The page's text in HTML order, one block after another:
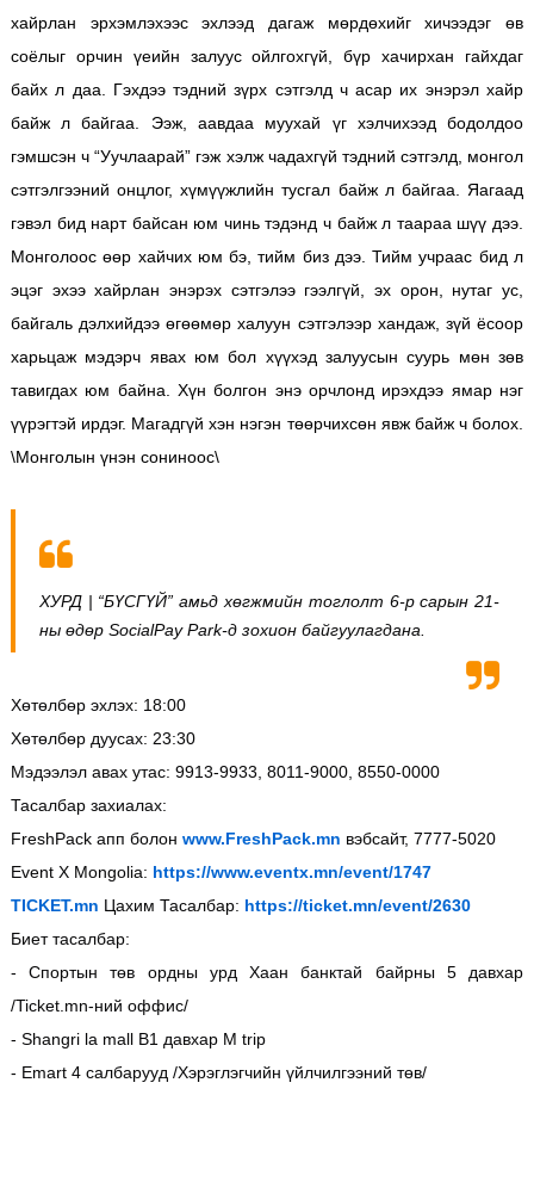
хайрлан эрхэмлэхээс эхлээд дагаж мөрдөхийг хичээдэг өв
соёлыг орчин үеийн залуус ойлгохгүй, бүр хачирхан гайхдаг
байх л даа. Гэхдээ тэдний зүрх сэтгэлд ч асар их энэрэл хайр
байж л байгаа. Ээж, аавдаа муухай үг хэлчихээд бодолдоо
гэмшсэн ч “Уучлаарай” гэж хэлж чадахгүй тэдний сэтгэлд, монгол
сэтгэлгээний онцлог, хүмүүжлийн тусгал байж л байгаа. Яагаад
гэвэл бид нарт байсан юм чинь тэдэнд ч байж л таараа шүү дээ.
Монголоос өөр хайчих юм бэ, тийм биз дээ. Тийм учраас бид л
эцэг эхээ хайрлан энэрэх сэтгэлээ гээлгүй, эх орон, нутаг ус,
байгаль дэлхийдээ өгөөмөр халуун сэтгэлээр хандаж, зүй ёсоор
харьцаж мэдэрч явах юм бол хүүхэд залуусын суурь мөн зөв
тавигдах юм байна. Хүн болгон энэ орчлонд ирэхдээ ямар нэг
үүрэгтэй ирдэг. Магадгүй хэн нэгэн төөрчихсөн явж байж ч болох.
\Монголын үнэн сониноос\
ХУРД | “БҮСГҮЙ” амьд хөгжмийн тоглолт 6-р сарын 21-
ны өдөр SocialPay Park-д зохион байгуулагдана.
Хөтөлбөр эхлэх: 18:00
Хөтөлбөр дуусах: 23:30
Мэдээлэл авах утас: 9913-9933, 8011-9000, 8550-0000
Тасалбар захиалах:
FreshPack апп болон www.FreshPack.mn вэбсайт, 7777-5020
Event X Mongolia: https://www.eventx.mn/event/1747
TICKET.mn Цахим Тасалбар: https://ticket.mn/event/2630
Биет тасалбар:
- Спортын
төв ордны урд Хаан банктай
байрны 5 давхар
/Ticket.mn-ний оффис/
- Shangri la mall B1 давхар М trip
- Emart 4 салбарууд /Хэрэглэгчийн үйлчилгээний төв/